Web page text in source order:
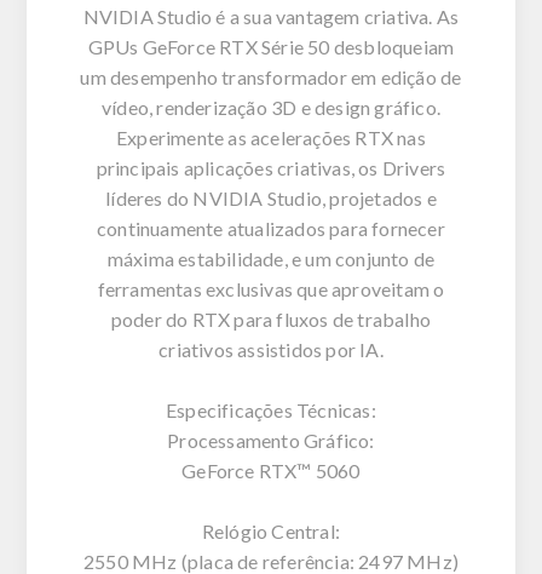
NVIDIA Studio é a sua vantagem criativa. As
GPUs GeForce RTX Série 50 desbloqueiam
um desempenho transformador em edição de
vídeo, renderização 3D e design gráfico.
Experimente as acelerações RTX nas
principais aplicações criativas, os Drivers
líderes do NVIDIA Studio, projetados e
continuamente atualizados para fornecer
máxima estabilidade, e um conjunto de
ferramentas exclusivas que aproveitam o
poder do RTX para fluxos de trabalho
criativos assistidos por IA.
Especificações Técnicas:
Processamento Gráfico:
GeForce RTX™ 5060
Relógio Central:
2550 MHz (placa de referência: 2497 MHz)